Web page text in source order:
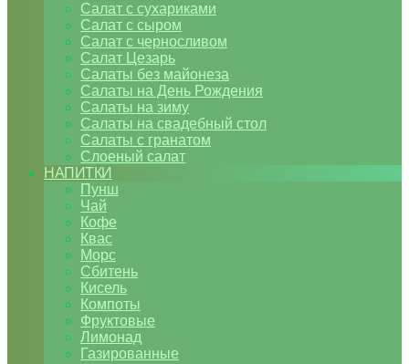
Салат с сухариками
Салат с сыром
Салат с черносливом
Салат Цезарь
Салаты без майонеза
Салаты на День Рождения
Салаты на зиму
Салаты на свадебный стол
Салаты с гранатом
Слоеный салат
НАПИТКИ
Пунш
Чай
Кофе
Квас
Морс
Сбитень
Кисель
Компоты
Фруктовые
Лимонад
Газированные